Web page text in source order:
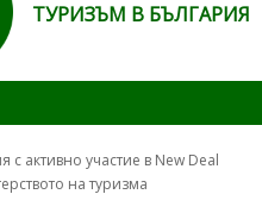
ТУРИЗЪМ В БЪЛГАРИЯ
с активно участие в New Deal
на туризма